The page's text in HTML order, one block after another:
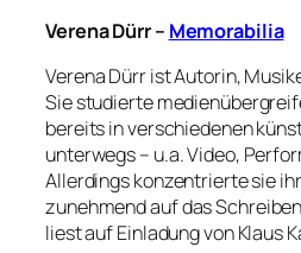
Verena Dürr – Memorabilia
Verena Dürr ist Autorin,
Sie studierte
bereits in verschiedenen
unterwegs – u.a. Video,
Allerdings konzentrierte sie
zunehmend auf das
liest auf Einladung von Klaus